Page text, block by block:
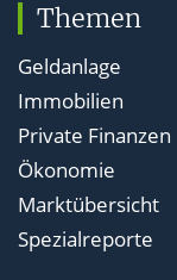
Themen
Geldanlage
Immobilien
Private Finanzen
Ökonomie
Marktübersicht
Spezialreporte